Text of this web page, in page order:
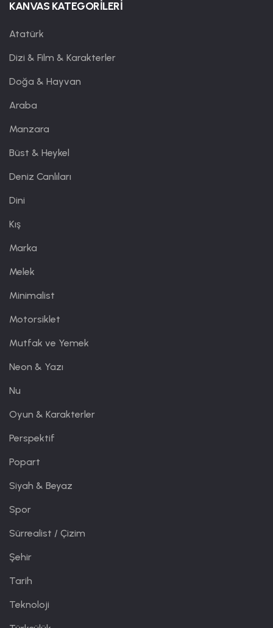
KANVAS KATEGORİLERİ
Atatürk
Dizi & Film & Karakterler
Doğa & Hayvan
Araba
Manzara
Büst & Heykel
Deniz Canlıları
Dini
Kış
Marka
Melek
Minimalist
Motorsiklet
Mutfak ve Yemek
Neon & Yazı
Nu
Oyun & Karakterler
Perspektif
Popart
Siyah & Beyaz
Spor
Sürrealist / Çizim
Şehir
Tarih
Teknoloji